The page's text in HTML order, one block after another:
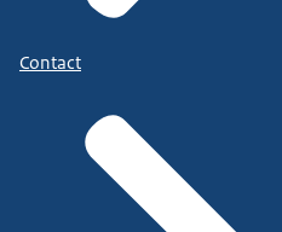
Contact